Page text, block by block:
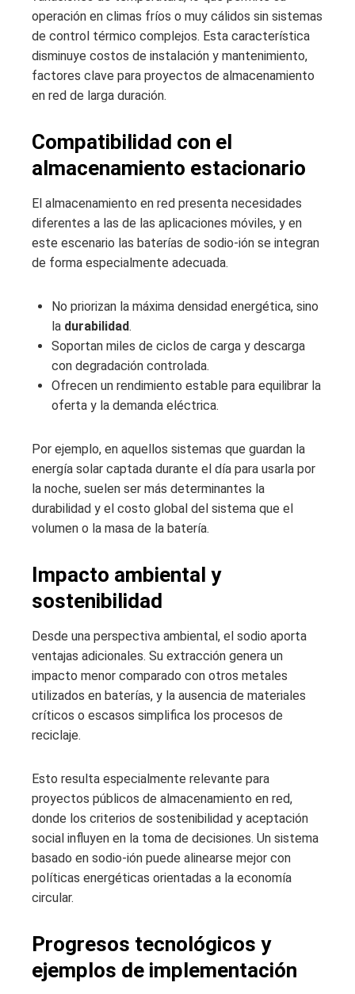
operación en climas fríos o muy cálidos sin sistemas
de control térmico complejos. Esta característica
disminuye costos de instalación y mantenimiento,
factores clave para proyectos de almacenamiento
en red de larga duración.
Compatibilidad con el
almacenamiento estacionario
El almacenamiento en red presenta necesidades
diferentes a las de las aplicaciones móviles, y en
este escenario las baterías de sodio‑ión se integran
de forma especialmente adecuada.
No priorizan la máxima densidad energética, sino
la durabilidad.
Soportan miles de ciclos de carga y descarga
con degradación controlada.
Ofrecen un rendimiento estable para equilibrar la
oferta y la demanda eléctrica.
Por ejemplo, en aquellos sistemas que guardan la
energía solar captada durante el día para usarla por
la noche, suelen ser más determinantes la
durabilidad y el costo global del sistema que el
volumen o la masa de la batería.
Impacto ambiental y
sostenibilidad
Desde una perspectiva ambiental, el sodio aporta
ventajas adicionales. Su extracción genera un
impacto menor comparado con otros metales
utilizados en baterías, y la ausencia de materiales
críticos o escasos simplifica los procesos de
reciclaje.
Esto resulta especialmente relevante para
proyectos públicos de almacenamiento en red,
donde los criterios de sostenibilidad y aceptación
social influyen en la toma de decisiones. Un sistema
basado en sodio-ión puede alinearse mejor con
políticas energéticas orientadas a la economía
circular.
Progresos tecnológicos y
ejemplos de implementación